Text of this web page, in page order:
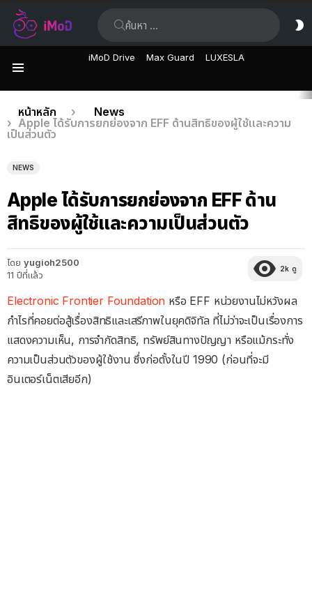
iMoD Drive Max Guard LUXESLA
เรื่อง
ล่าสุด
คุณอยู่ที่นี่:
หน้าหลัก
News
Apple ได้รับการยกย่องจาก EFF ด้านสิทธิของผู้ใช้และความ
เป็นส่วนตัว
NEWS
Apple ได้รับการยกย่องจาก EFF ด้าน
สิทธิของผู้ใช้และความเป็นส่วนตัว
โดย yugioh2500
11 ปีที่แล้ว
2k ดู
Electronic Frontier Foundation หรือ EFF หน่วยงานไม่หวังผล
กำไรที่คอยต่อสู้เรื่องสิทธิและเสรีภาพในยุคดิจิทัล ที่ไม่ว่าจะเป็นเรื่องการ
แสดงความเห็น, การจำกัดสิทธิ, ทรัพย์สินทางปัญญา หรือแม้กระทั่ง
ความเป็นส่วนตัวของผู้ใช้งาน ซึ่งก่อตั้งในปี 1990 (ก่อนที่จะมี
อินเตอร์เน็ตเสียอีก)